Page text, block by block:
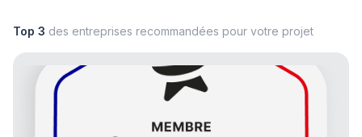
Top 3 des entreprises recommandées pour votre projet